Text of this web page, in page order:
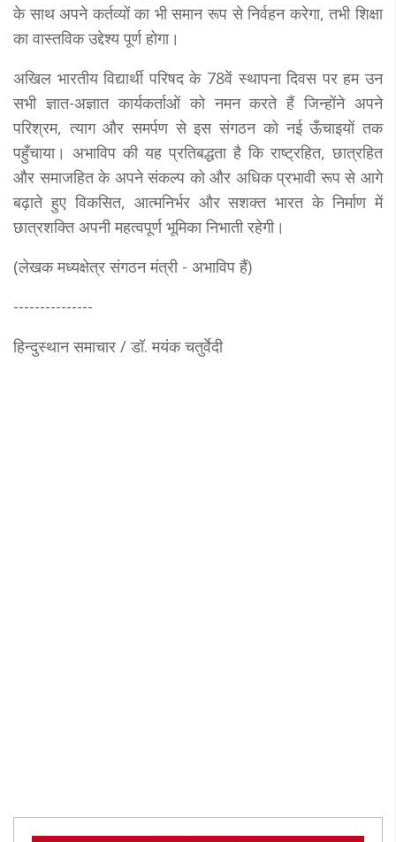
के साथ अपने कर्तव्यों का भी समान रूप से निर्वहन करेगा, तभी शिक्षा
का वास्तविक उद्देश्य पूर्ण होगा।
अखिल भारतीय विद्यार्थी परिषद के 78वें स्थापना दिवस पर हम उन
सभी ज्ञात-अज्ञात कार्यकर्ताओं को नमन करते हैं जिन्होंने अपने
परिश्रम, त्याग और समर्पण से इस संगठन को नई ऊँचाइयों तक
पहुँचाया। अभाविप की यह प्रतिबद्धता है कि राष्ट्रहित, छात्रहित
और समाजहित के अपने संकल्प को और अधिक प्रभावी रूप से आगे
बढ़ाते हुए विकसित, आत्मनिर्भर और सशक्त भारत के निर्माण में
छात्रशक्ति अपनी महत्वपूर्ण भूमिका निभाती रहेगी।
(लेखक मध्यक्षेत्र संगठन मंत्री - अभाविप हैं)
---------------
हिन्दुस्थान समाचार / डॉ. मयंक चतुर्वेदी